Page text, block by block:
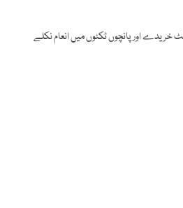
اور پانچوں ٹکٹوں میں انعام نکلے